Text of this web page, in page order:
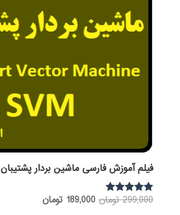
فیلم آموزش فارسی ماشین بردار پشتیبان
نمره
299,000 تومان قیمت
189,000 تومانقیمت